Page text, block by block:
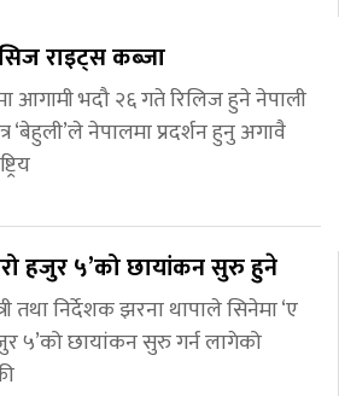
राइट्स कब्जा
आगामी भदौ २६ गते रिलिज हुने नेपाली
‘बेहुली’ले नेपालमा प्रदर्शन हुनु अगावै
हजुर ५’को छायांकन सुरु हुने
तथा निर्देशक झरना थापाले सिनेमा ‘ए
५’को छायांकन सुरु गर्न लागेको